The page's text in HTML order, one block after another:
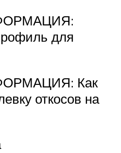
для
Как
откосов на